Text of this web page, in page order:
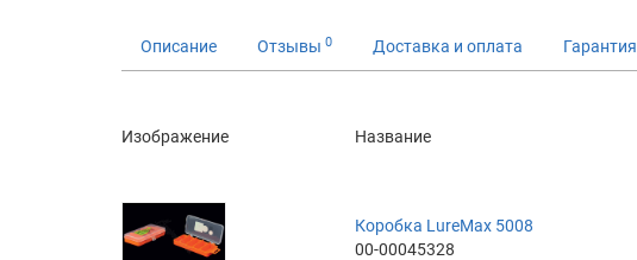
Описание Отзывы 0 Доставка и оплата Гарантия
Изображение Название
Коробка LureMax 5008
00-00045328